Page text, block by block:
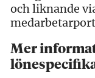
och liknande
Mer